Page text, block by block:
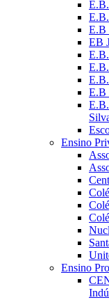
E.B
EB
E.B
Ensino
Ensino